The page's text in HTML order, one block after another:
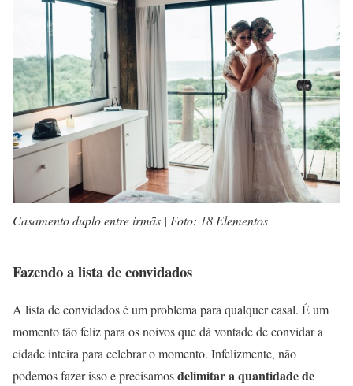
Casamento duplo entre irmãs | Foto: 18 Elementos
Fazendo a lista de convidados
A lista de convidados é um problema para qualquer casal. É um
momento tão feliz para os noivos que dá vontade de convidar a
cidade inteira para celebrar o momento. Infelizmente, não
podemos fazer isso e precisamosdelimitar a quantidade de